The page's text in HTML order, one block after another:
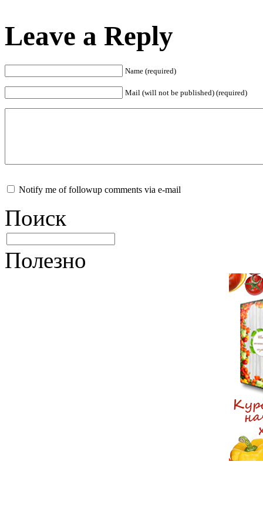
Leave a Reply
Name (required)
Mail (will not be published) (required)
Notify me of followup comments via e-mail
Поиск
Полезно